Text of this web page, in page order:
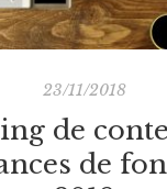
23/11/2018
de
de